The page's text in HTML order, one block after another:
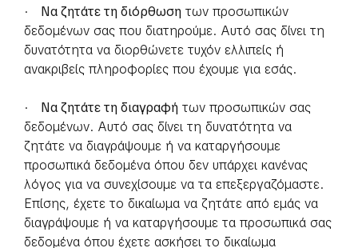
· Να ζητάτε τη διόρθωση των προσωπικών
δεδομένων σας που διατηρούμε. Αυτό σας δίνει τη
δυνατότητα να διορθώνετε τυχόν ελλιπείς ή
ανακριβείς πληροφορίες που έχουμε για εσάς.
· Να ζητάτε τη διαγραφή των προσωπικών σας
δεδομένων. Αυτό σας δίνει τη δυνατότητα να
ζητάτε να διαγράψουμε ή να καταργήσουμε
προσωπικά δεδομένα όπου δεν υπάρχει κανένας
λόγος για να συνεχίσουμε να τα επεξεργαζόμαστε.
Επίσης, έχετε το δικαίωμα να ζητάτε από εμάς να
διαγράψουμε ή να καταργήσουμε τα προσωπικά σας
δεδομένα όπου έχετε ασκήσει το δικαίωμα